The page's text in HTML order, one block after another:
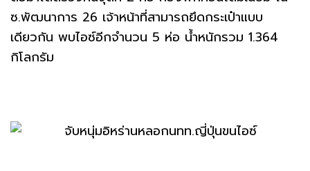
ซ.พัฒนาการ 26 เจ้าหน้าที่สามารถยึดกระเป๋าแบบ
เดียวกัน พบไอซ์อีกจำนวน 5 ห่อ น้ำหนักรวม 1.364
กิโลกรัม